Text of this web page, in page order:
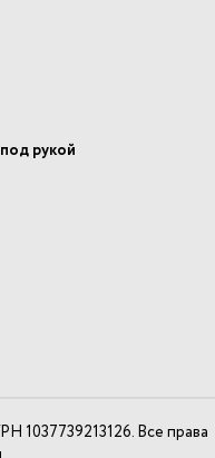
рукой
1037739213126. Все права